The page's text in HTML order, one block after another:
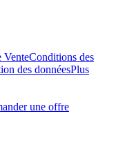
VenteConditions des
des donnéesPlus
une offre